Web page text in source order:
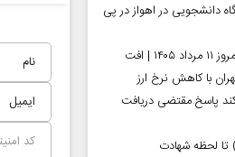
دانشجویی در اهواز در پی
قیمت طلا و سکه امروز ۱۱ مرداد ۱۴۰۵ | افت
با کاهش نرخ ارز
پاسخ مقتضی دریافت
لحظه شهادت